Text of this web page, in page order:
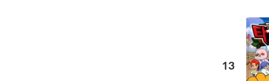
13